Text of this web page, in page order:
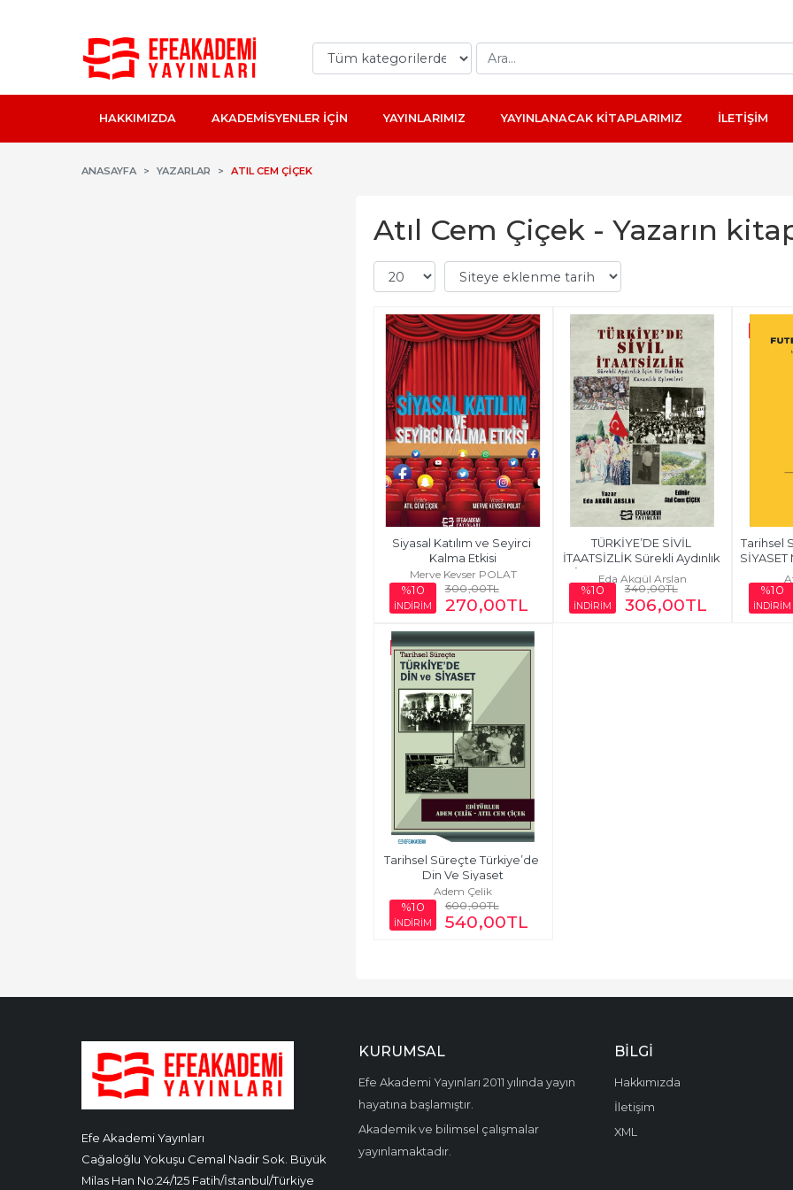
HAKKIMIZDA AKADEMİSYENLER İÇİN YAYINLARIMIZ YAYINLANACAK KİTAPLARIMIZ İLETİŞİM
ANASAYFA YAZARLAR ATIL CEM ÇIÇEK
Atıl Cem Çiçek - Yazarın
-%10
Siyasal Katılım ve Seyirci
Kalma Etkisi
Merve Kevser POLAT
%10
İNDİRİM
300,00TL
270,00TL
TÜRKİYE’DE SİVİL
İTAATSİZLİK Sürekli Aydınlık
İçin Bir Dakika Karanlık...
Eda Akgül Arslan
%10
İNDİRİM
340,00TL
306,00TL
Tarihsel
%10
İNDİRİM
-%10
Tarihsel Süreçte Türkiye’de
Din Ve Siyaset
Adem Çelik
%10
İNDİRİM
600,00TL
540,00TL
Efe Akademi Yayınları
Cağaloğlu Yokuşu Cemal Nadir Sok. Büyük
Milas Han No:24/125 Fatih/İstanbul/Türkiye
KURUMSAL
Efe Akademi Yayınları 2011 yılında yayın
hayatına başlamıştır.
Akademik ve bilimsel çalışmalar
yayınlamaktadır.
BILGI
Hakkımızda
İletişim
XML